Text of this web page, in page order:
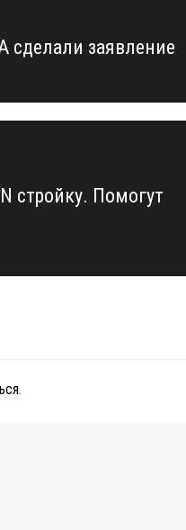
сделали заявление
стройку. Помогут
.